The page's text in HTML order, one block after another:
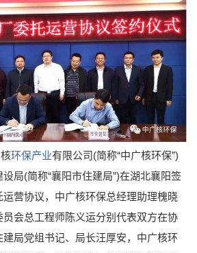
环保产业有限公司(简称“中广核环保”)
局(简称“襄阳市住建局”)在湖北襄阳签
运营协议，中广核环保总经理助理槐晓
会总工程师陈义运分别代表双方在协
局党组书记、局长汪厚安，中广核环